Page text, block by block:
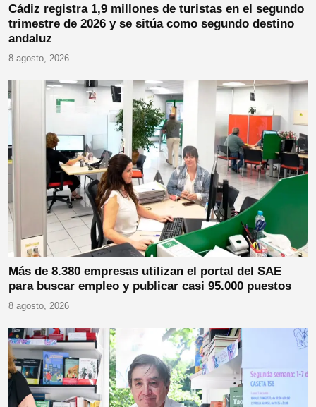
Cádiz registra 1,9 millones de turistas en el segundo
trimestre de 2026 y se sitúa como segundo destino
andaluz
8 agosto, 2026
Más de 8.380 empresas utilizan el portal del SAE
para buscar empleo y publicar casi 95.000 puestos
8 agosto, 2026